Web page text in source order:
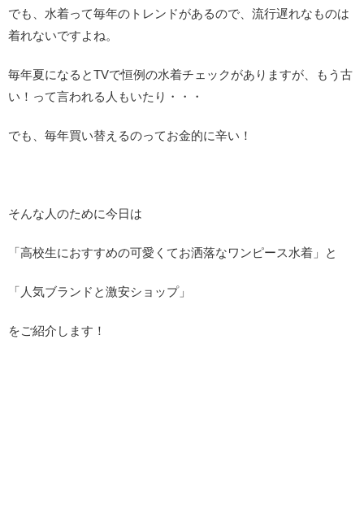
でも、水着って毎年のトレンドがあるので、流行遅れなものは
着れないですよね。
毎年夏になるとTVで恒例の水着チェックがありますが、もう古
い！って言われる人もいたり・・・
でも、毎年買い替えるのってお金的に辛い！
そんな人のために今日は
「高校生におすすめの可愛くてお洒落なワンピース水着」と
「人気ブランドと激安ショップ」
をご紹介します！